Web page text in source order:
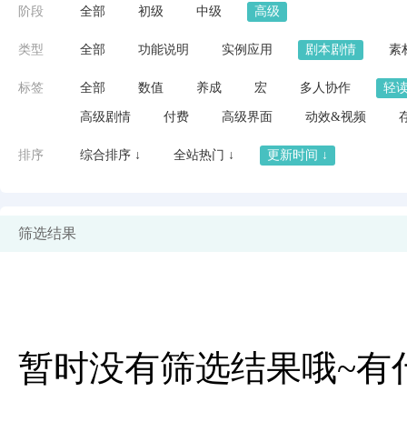
阶段 全部 初级 中级 高级
类型 全部 功能说明 实例应用 剧本剧情 素
标签 全部 数值 养成 宏 多人协作 轻
高级剧情 付费 高级界面 动效&视频
排序 综合排序 ↓ 全站热门 ↓ 更新时间 ↓
筛选结果
暂时没有筛选结果哦~